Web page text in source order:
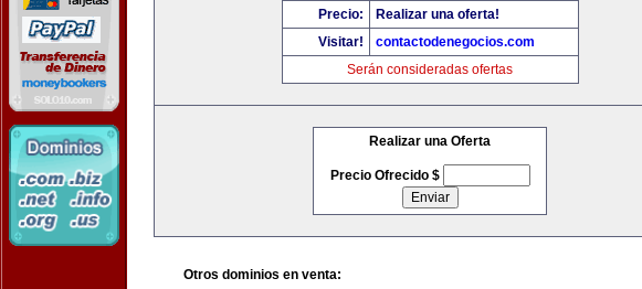
Precio:
Realizar una oferta!
Visitar!
contactodenegocios.com
Serán consideradas ofertas
Realizar una Oferta
Precio Ofrecido $
Otros dominios en venta: